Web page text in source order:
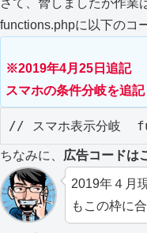
さて、脅しましたが作業
functions.phpに以下のコ
※2019年4月25日追記
スマホの条件分岐を追記
// スマホ表示分
ちなみに、 広告コードは
2019年４月
もこの枠に